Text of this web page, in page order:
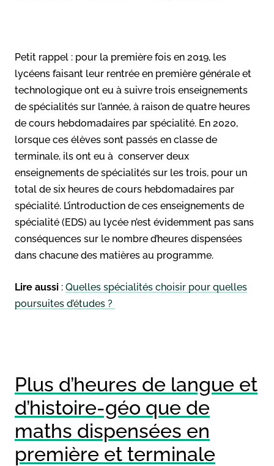
Petit rappel : pour la première fois en 2019, les
lycéens faisant leur rentrée en première générale et
technologique ont eu à suivre trois enseignements
de spécialités sur l’année, à raison de quatre heures
de cours hebdomadaires par spécialité. En 2020,
lorsque ces élèves sont passés en classe de
terminale, ils ont eu à conserver deux
enseignements de spécialités sur les trois, pour un
total de six heures de cours hebdomadaires par
spécialité. L’introduction de ces enseignements de
spécialité (EDS) au lycée n’est évidemment pas sans
conséquences sur le nombre d’heures dispensées
dans chacune des matières au programme.
Lire aussi : Quelles spécialités choisir pour quelles
poursuites d’études ?
Plus d’heures de langue et
d’histoire-géo que de
maths dispensées en
première et terminale